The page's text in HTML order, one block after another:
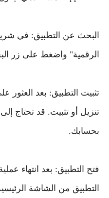
البحث عن التطبيق: في
الرقمية" واضغط على زر
تثبيت التطبيق: بعد العثور
تنزيل أو تثبيت. قد تحتاج
بحسابك.
فتح التطبيق: بعد انتهاء
التطبيق من الشاشة